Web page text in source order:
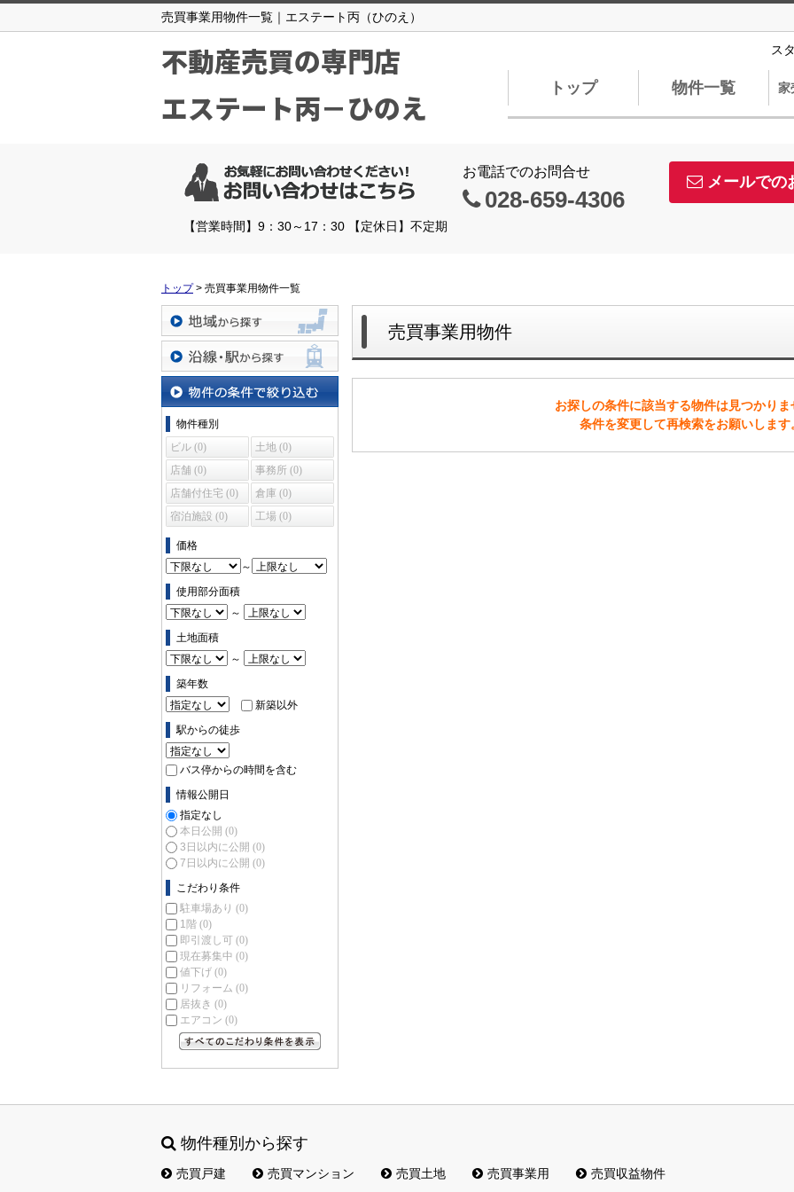
売買事業用物件一覧｜エステート丙（ひのえ）
不動産売買の専門店
エステート丙－ひのえ
ス
トップ 物件一覧 家
お電話でのお問合せ
028-659-4306
メールでの
【営業時間】9：30～17：30 【定休日】不定期
トップ> 売買事業用物件一覧
地域から探す
沿線・駅から探す
物件の条件で絞り込む
物件種別
ビル (0)
土地 (0)
店舗 (0)
事務所 (0)
店舗付住宅 (0)
倉庫 (0)
宿泊施設 (0)
工場 (0)
価格
～
使用部分面積
～
土地面積
～
築年数
新築以外
駅からの徒歩
バス停からの時間を含む
情報公開日
指定なし
本日公開 (0)
3日以内に公開 (0)
7日以内に公開 (0)
こだわり条件
駐車場あり (0)
1階 (0)
即引渡し可 (0)
現在募集中 (0)
値下げ (0)
リフォーム (0)
居抜き (0)
エアコン (0)
売買事業用物件
お探しの条件に該当する物件は見つかりま
条件を変更して再検索をお願いします
物件種別から探す
売買戸建 売買マンション 売買土地 売買事業用 売買収益物件